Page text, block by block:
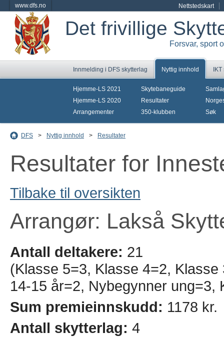
www.dfs.no Nettstedskart
Det frivillige
Forsvar, sport
Innmelding i DFS skytterlag Nyttig innhold
Hjemme-LS 2021
Hjemme-LS 2020
Arrangementer
Skytebaneguide
Resultater
350-klubben
Søk
DFS > Nyttig innhold > Resultater
Resultater for
Tilbake til oversikten
Arrangør: Lakså
Antall deltakere: 21
(Klasse 5=3, Klasse 4=2,
14-15 år=2, Nybegynner ung=3,
Sum premieinnskudd: 1178 kr.
Antall skytterlag: 4